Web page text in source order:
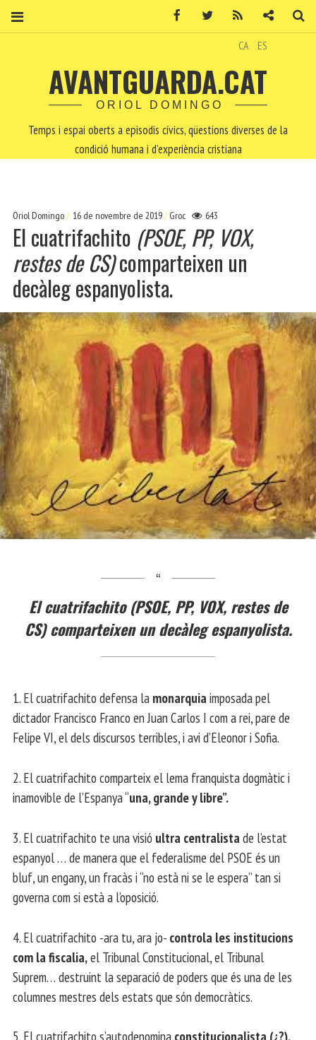
CA ES
AVANTGUARDA.CAT
ORIOL DOMINGO
Temps i espai oberts a episodis cívics, qüestions diverses de la
condició humana i d'experiència cristiana
Oriol Domingo 16 de novembre de 2019 Groc 643
El cuatrifachito (PSOE, PP, VOX,
restes de CS)comparteixen un
decàleg espanyolista.
El cuatrifachito (PSOE, PP, VOX, restes de
CS) comparteixen un decàleg espanyolista.
1. El cuatrifachito defensa la monarquiaimposada pel
dictador Francisco Franco en Juan Carlos I com a rei, pare de
Felipe VI, el dels discursos terribles, i avi d’Eleonor i Sofia.
2. El cuatrifachito comparteix el lema franquista dogmàtic i
inamovible de l’Espanya “una, grande y libre”.
3. El cuatrifachito te una visió ultra centralista de l’estat
espanyol … de manera que el federalisme del PSOE és un
bluf, un engany, un fracàs i “no està ni se le espera” tan si
governa com si està a l’oposició.
4. El cuatrifachito -ara tu, ara jo- controla les institucions
com la fiscalia,el Tribunal Constitucional, el Tribunal
Suprem… destruint la separació de poders que és una de les
columnes mestres dels estats que són democràtics.
5. El cuatrifachito s’autodenomina constitucionalista (¿?),
Facebook Twitter Contacte